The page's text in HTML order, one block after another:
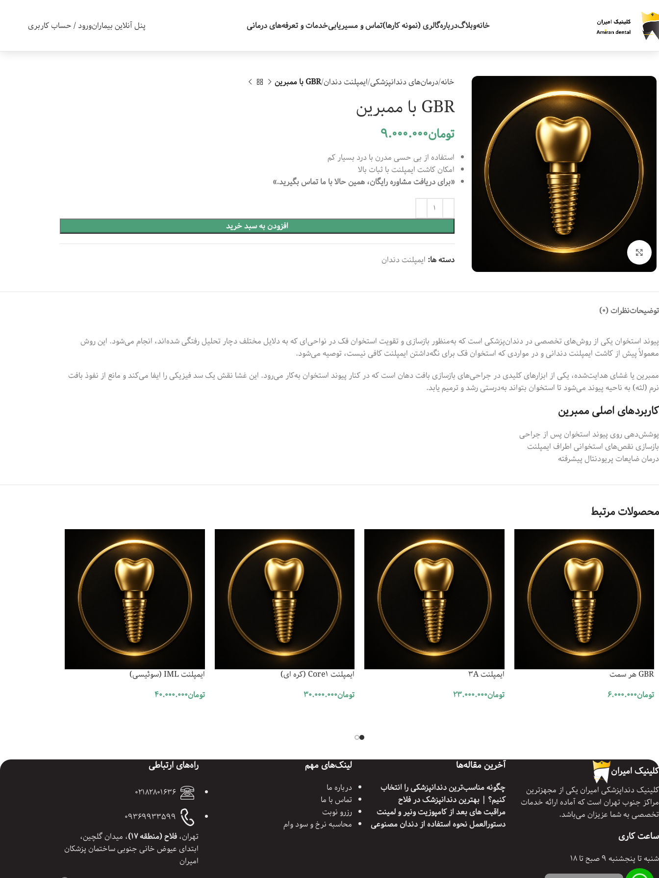
خانهوبلاگدربارهگالری (نمونه کارها)تماس و مسیریابیخدمات و تعرفه‌های درمانی پنل آنلاین بیمارانورود / حساب کاربری
خانهدرمان‌های دندانپزشکی ایمپلنت دندانGBR با ممبرین
GBR با ممبرین
تومان9.000.000
استفاده از بی حسی مدرن با درد بسیار کم
امکان کاشت ایمپلنت با ثبات بالا
«برای دریافت مشاوره رایگان، همین حالا با ما تماس بگیرید.»
افزودن به سبد خرید
دسته ها: ایمپلنت دندان
توضیحاتنظرات (0)
پیوند استخوان یکی از روش‌های تخصصی در دندان‌پزشکی است که به‌منظور بازسازی و تقویت استخوان فک در نواحی‌ای که به دلایل مختلف دچار تحلیل رفتگی شده‌اند، انجام می‌شود. این روش
معمولاً پیش از کاشت ایمپلنت دندانی و در مواردی که استخوان فک برای نگه‌داشتن ایمپلنت کافی نیست، توصیه می‌شود.
ممبرین یا غشای هدایت‌شده، یکی از ابزارهای کلیدی در جراحی‌های بازسازی بافت دهان است که در کنار پیوند استخوان به‌کار می‌رود. این غشا نقش یک سد فیزیکی را ایفا می‌کند و مانع از نفوذ بافت
نرم (لثه) به ناحیه پیوند می‌شود تا استخوان بتواند به‌درستی رشد و ترمیم یابد.
کاربردهای اصلی ممبرین
پوشش‌دهی روی پیوند استخوان پس از جراحی
بازسازی نقص‌های استخوانی اطراف ایمپلنت
درمان ضایعات پریودنتال پیشرفته
محصولات مرتبط
GBR هر سمت
تومان6.000.000
ایمپلنت 3A
تومان23.000.000
ایمپلنت Core1 (کره ای)
تومان30.000.000
ایمپلنت IML (سوئیسی)
تومان40.000.000
کلینیک امیران
کلینیک دنداپزشکی امیران یکی از مجهزترین
مراکز جنوب تهران است که آماده ارائه خدمات
تخصصی به شما عزیزان می‌باشد.
ساعت کاری
شنبه تا پنجشنبه 9 صبح تا 18
آخرین مقاله‌ها
چگونه مناسب‌ترین دندانپزشکی را انتخاب
کنیم؟ | بهترین دندانپزشک در فلاح
مراقبت های بعد از کامپوزیت ونیر و لمینت
دستورالعمل نحوه استفاده از دندان مصنوعی
لینک‌های مهم
درباره ما
تماس با ما
رزرو نوبت
محاسبه نرخ و سود وام
راه‌های ارتباطی
02182801636
09369933599
تهران،فلاح (منطقه 17)
، میدان گلچین،
ابتدای عیوض خانی جنوبی ساختمان پزشکان
امیران